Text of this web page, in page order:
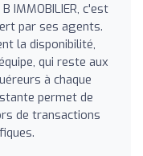
IMMOBILIER, c'est
par ses agents.
la disponibilité,
qui reste aux
à chaque
permet de
de transactions